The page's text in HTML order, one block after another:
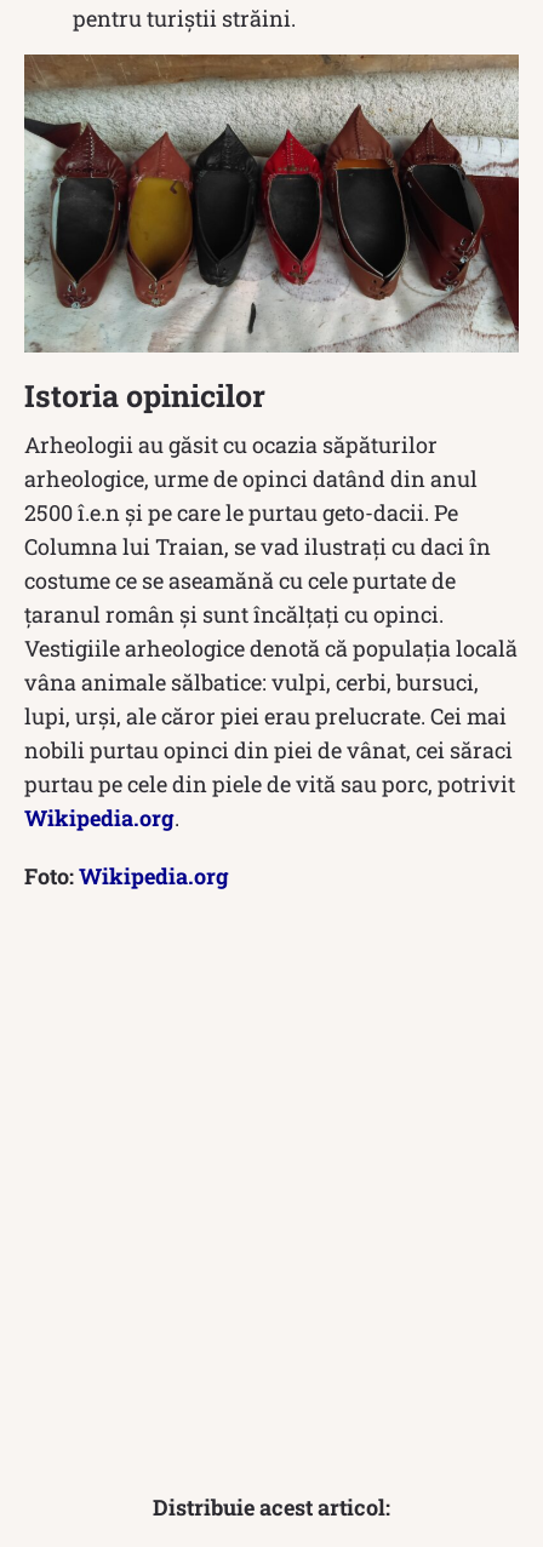
pentru turiștii străini.
Istoria opinicilor
Arheologii au găsit cu ocazia săpăturilor
arheologice, urme de opinci datând din anul
2500 î.e.n și pe care le purtau geto-dacii. Pe
Columna lui Traian, se vad ilustrați cu daci în
costume ce se aseamănă cu cele purtate de
țaranul român și sunt încălțați cu opinci.
Vestigiile arheologice denotă că populația locală
vâna animale sălbatice: vulpi, cerbi, bursuci,
lupi, urși, ale căror piei erau prelucrate. Cei mai
nobili purtau opinci din piei de vânat, cei săraci
purtau pe cele din piele de vită sau porc, potrivit
Wikipedia.org.
Foto:Wikipedia.org
Distribuie acest articol: